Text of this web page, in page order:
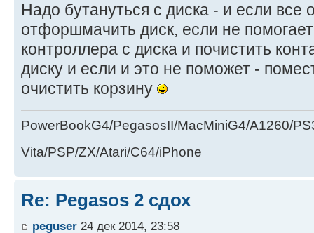
Надо бутануться с диска - и если все
отфоршмачить диск, если не
контроллера с диска и почистить
диску и если и это не поможет -
очистить корзину
PowerBookG4/PegasosII/MacMiniG4/A1260/
Vita/PSP/ZX/Atari/C64/iPhone
Re: Pegasos 2 сдох
peguser 24 дек 2014, 23:58